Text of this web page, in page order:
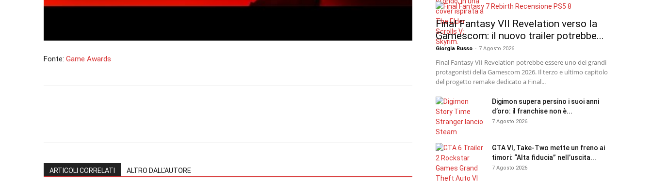
Fonte: Game Awards
ARTICOLI CORRELATI ALTRO DALL'AUTORE
Final Fantasy VII Revelation verso la
Gamescom: il nuovo trailer potrebbe...
Giorgia Russo - 7 Agosto 2026
Final Fantasy VII Revelation potrebbe essere uno dei grandi
protagonisti della Gamescom 2026. Il terzo e ultimo capitolo
del progetto remake dedicato a Final...
Digimon supera persino i suoi anni
d’oro: il franchise non è...
7 Agosto 2026
GTA VI, Take-Two mette un freno ai
timori: “Alta fiducia” nell’uscita...
7 Agosto 2026